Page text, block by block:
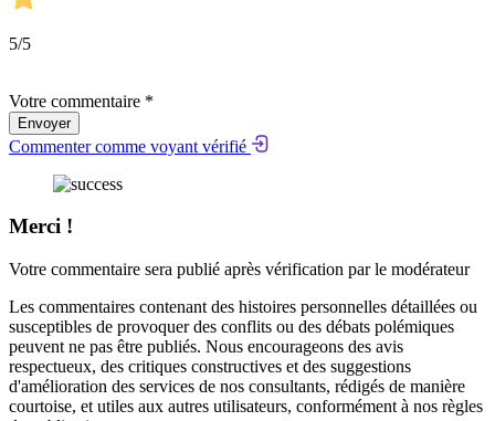
5/5
Votre commentaire *
Envoyer
Commenter comme voyant vérifié
Merci !
Votre commentaire sera publié après vérification par le modérateur
Les commentaires contenant des histoires personnelles détaillées ou
susceptibles de provoquer des conflits ou des débats polémiques
peuvent ne pas être publiés. Nous encourageons des avis
respectueux, des critiques constructives et des suggestions
d'amélioration des services de nos consultants, rédigés de manière
courtoise, et utiles aux autres utilisateurs, conformément à nos règles